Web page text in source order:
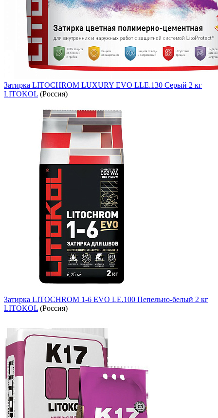
Затирка LITOCHROM LUXURY EVO LLE.130 Серый 2 кг
LITOKOL (Россия)
Затирка LITOCHROM 1-6 EVO LE.100 Пепельно-белый 2 кг
LITOKOL (Россия)